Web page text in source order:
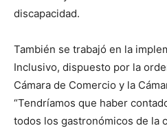
discapacidad.
También se trabajó en la
Inclusivo, dispuesto por la
Cámara de Comercio y la
“Tendríamos que haber
todos los gastronómicos de la